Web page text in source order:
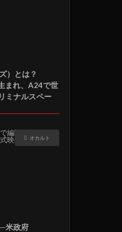
）とは？
まれ、A24で世
ミナルスペー
オカルト
米政府